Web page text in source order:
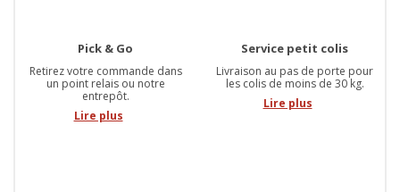
Pick & Go
Retirez votre commande dans
un point relais ou notre
entrepôt.
Lire plus
Service petit colis
Livraison au pas de porte pour
les colis de moins de 30 kg.
Lire plus